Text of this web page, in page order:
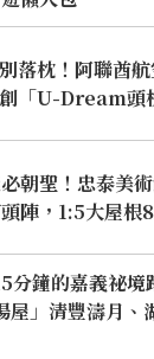
落枕！阿聯酋
「U-Dream頭
朝聖！忠泰美
陣，1:5大屋根
分鐘的嘉義祕境
屋」清豐濤月、